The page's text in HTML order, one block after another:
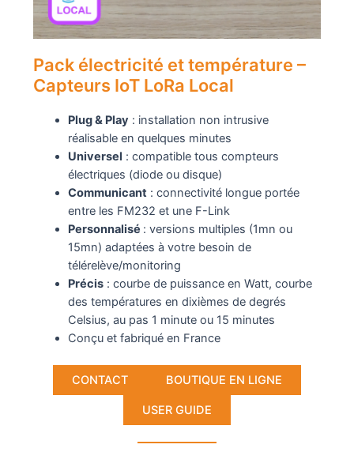
Pack électricité et température –
Capteurs IoT LoRa Local
Plug & Play : installation non intrusive
réalisable en quelques minutes
Universel : compatible tous compteurs
électriques (diode ou disque)
Communicant: connectivité longue portée
entre les FM232 et une F-Link
Personnalisé : versions multiples (1mn ou
15mn) adaptées à votre besoin de
télérelève/monitoring
Précis: courbe de puissance en Watt, courbe
des températures en dixièmes de degrés
Celsius, au pas 1 minute ou 15 minutes
Conçu et fabriqué en France
CONTACT BOUTIQUE EN LIGNE
USER GUIDE